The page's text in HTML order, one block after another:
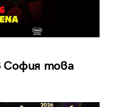
София това